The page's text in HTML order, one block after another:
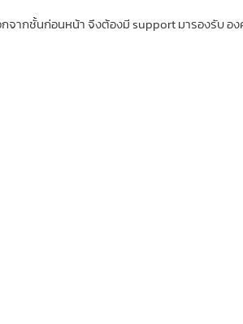
จากชั้นก่อนหน้า จึงต้องมี support มารองรับ อง